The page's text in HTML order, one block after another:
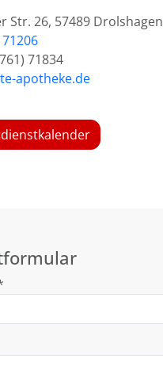
Str. 26, 57489 Drolshagen
71834
apotheke.de